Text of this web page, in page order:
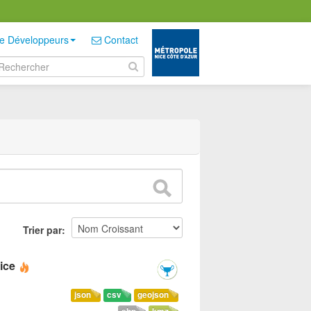
Développeurs Contact
Trier par
geojson
csv
json